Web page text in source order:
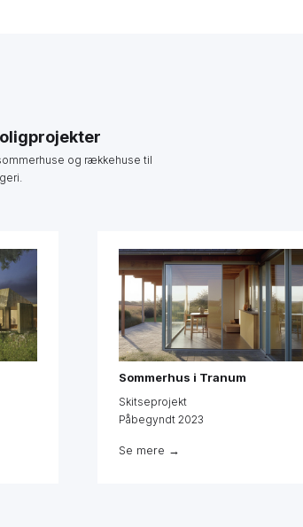
og rækkehuse til
Sommerhus i Tranum
Skitseprojekt
Påbegyndt 2023
Se mere →